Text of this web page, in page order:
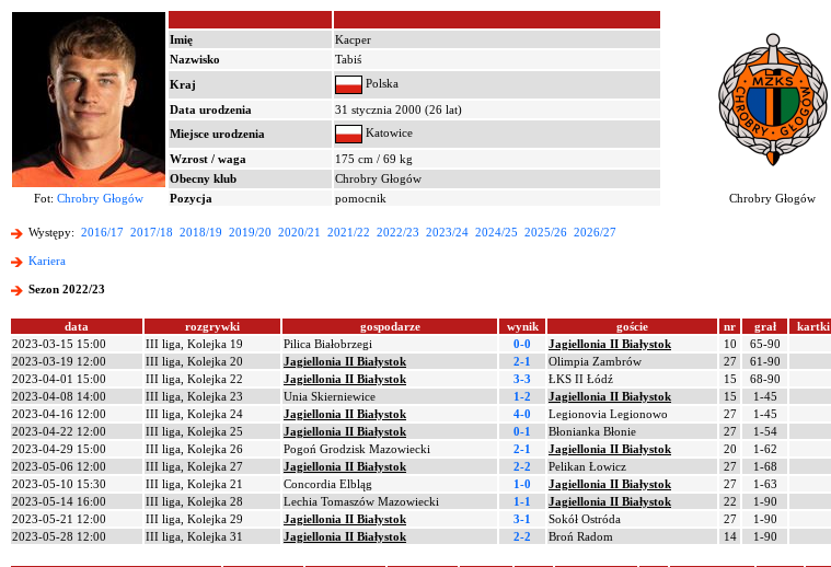
Imię
Kacper
Nazwisko
Tabiś
Kraj
Polska
Data urodzenia
31 stycznia 2000 (26 lat)
Miejsce urodzenia
Katowice
Wzrost / waga
175 cm / 69 kg
Obecny klub
Chrobry Głogów
Fot: Chrobry Głogów Pozycja pomocnik Chrobry Głogów
Występy: 2016/17 2017/18 2018/19 2019/20 2020/21 2021/22 2022/23 2023/24 2024/25 2025/26 2026/27
Kariera
Sezon 2022/23
data rozgrywki gospodarze wynik goście nr grał kartki
2023-03-15 15:00
III liga, Kolejka 19 Pilica Białobrzegi 0-0 Jagiellonia II Białystok 10
65-90
2023-03-19 12:00
III liga, Kolejka 20 Jagiellonia II Białystok 2-1 Olimpia Zambrów 27
61-90
2023-04-01 15:00
III liga, Kolejka 22 Jagiellonia II Białystok 3-3 ŁKS II Łódź 15
68-90
2023-04-08 14:00
III liga, Kolejka 23 Unia Skierniewice 1-2 Jagiellonia II Białystok 15
1-45
2023-04-16 12:00
III liga, Kolejka 24 Jagiellonia II Białystok 4-0 Legionovia Legionowo 27
1-45
2023-04-22 12:00
III liga, Kolejka 25 Jagiellonia II Białystok 0-1 Błonianka Błonie 27
1-54
2023-04-29 15:00
III liga, Kolejka 26 Pogoń Grodzisk Mazowiecki 2-1 Jagiellonia II Białystok 20 1-62
2023-05-06 12:00
III liga, Kolejka 27 Jagiellonia II Białystok 2-2 Pelikan Łowicz 27
1-68
2023-05-10 15:30
III liga, Kolejka 21 Concordia Elbląg 1-0 Jagiellonia II Białystok 27
1-63
2023-05-14 16:00
III liga, Kolejka 28 Lechia Tomaszów Mazowiecki 1-1 Jagiellonia II Białystok 22
1-90
2023-05-21 12:00
III liga, Kolejka 29 Jagiellonia II Białystok 3-1 Sokół Ostróda 27
1-90
2023-05-28 12:00
III liga, Kolejka 31 Jagiellonia II Białystok 2-2 Broń Radom 14 1-90